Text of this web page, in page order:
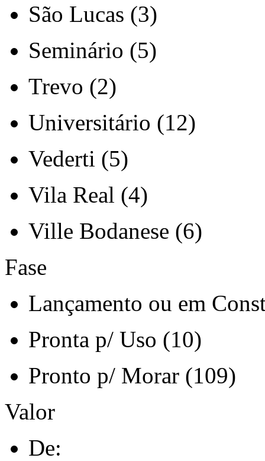
São Lucas (3)
Seminário (5)
Trevo (2)
Universitário (12)
Vederti (5)
Vila Real (4)
Ville Bodanese (6)
Fase
Lançamento ou em
Pronta p/ Uso (10)
Pronto p/ Morar (109)
Valor
De: